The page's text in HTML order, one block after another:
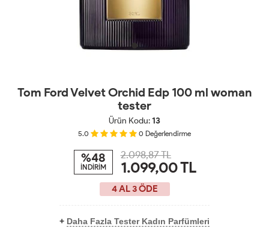
Tom Ford Velvet Orchid Edp 100 ml woman
tester
Ürün Kodu:13
5.0 0 Değerlendirme
%48
İNDİRİM
2.098,87 TL
1.099,00TL
4 AL 3 ÖDE
+ Daha Fazla Tester Kadın Parfümleri